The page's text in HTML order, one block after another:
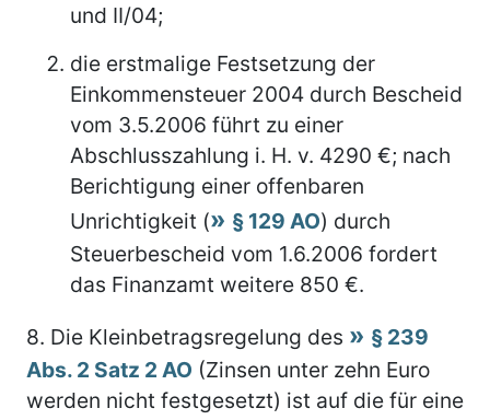
und II/04;
die erstmalige Festsetzung der
Einkommensteuer 2004 durch Bescheid
vom 3.5.2006 führt zu einer
Abschlusszahlung i. H. v. 4290 €; nach
Berichtigung einer offenbaren
Unrichtigkeit (
§ 129 AO) durch
Steuerbescheid vom 1.6.2006 fordert
das Finanzamt weitere 850 €.
8. Die Kleinbetragsregelung des
§ 239
Abs. 2 Satz 2 AO (Zinsen unter zehn Euro
werden nicht festgesetzt) ist auf die für eine